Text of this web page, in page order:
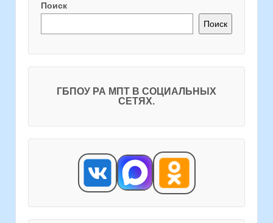
Поиск
Поиск
ГБПОУ РА МПТ В СОЦИАЛЬНЫХ
СЕТЯХ.